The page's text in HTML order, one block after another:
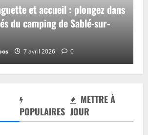
POPULAIRES
METTRE À
JOUR
et accueil : plongez dans
du camping de Sablé-sur-
7 avril 2026 0